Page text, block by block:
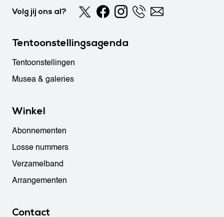
Volg jij ons al?
Tentoonstellingsagenda
Tentoonstellingen
Musea & galeries
Winkel
Abonnementen
Losse nummers
Verzamelband
Arrangementen
Contact